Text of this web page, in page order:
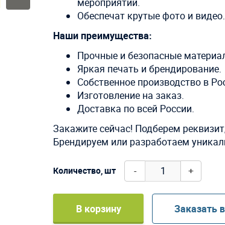
Обеспечат крутые фото и видео.
Наши преимущества:
Прочные и безопасные
Яркая печать и брендирование.
Собственное производство в
Изготовление на заказ.
Доставка по всей России.
Закажите сейчас! Подберем
Брендируем или разработаем
Количество, шт - +
В корзину Заказать